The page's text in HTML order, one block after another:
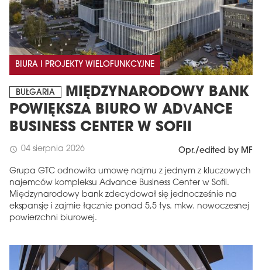
BIURA I PROJEKTY WIELOFUNKCYJNE
BUŁGARIA
MIĘDZYNARODOWY BANK
POWIĘKSZA BIURO W ADVANCE
BUSINESS CENTER W SOFII
schedule 04 sierpnia 2026 Opr./edited by MF
Grupa GTC odnowiła umowę najmu z jednym z kluczowych
najemców kompleksu Advance Business Center w Sofii.
Międzynarodowy bank zdecydował się jednocześnie na
ekspansję i zajmie łącznie ponad 5,5 tys. mkw. nowoczesnej
powierzchni biurowej.